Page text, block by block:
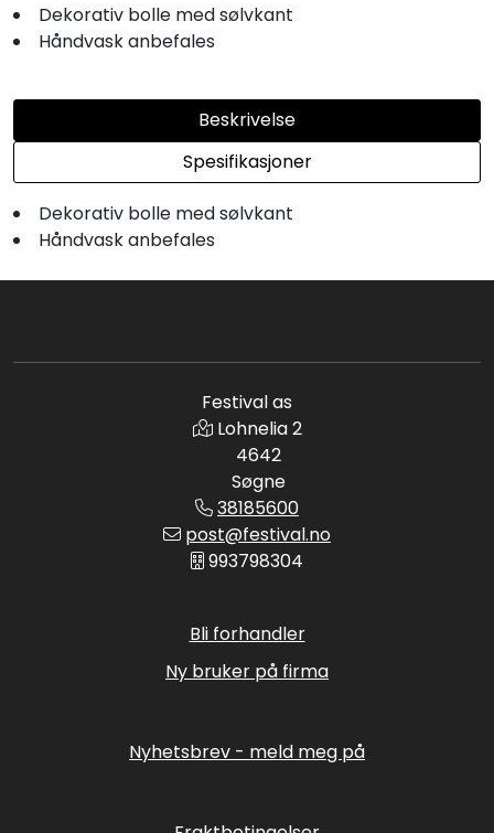
Dekorativ bolle med sølvkant
Håndvask anbefales
Beskrivelse
Spesifikasjoner
Dekorativ bolle med sølvkant
Håndvask anbefales
Festival as
Lohnelia 2
4642
Søgne
38185600
post@festival.no
993798304
Bli forhandler
Ny bruker på firma
Nyhetsbrev - meld meg på